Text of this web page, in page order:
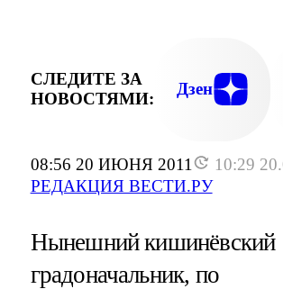
08:56 20 ИЮНЯ 2011
10:29
РЕДАКЦИЯ ВЕСТИ.РУ
СЛЕДИТЕ ЗА
НОВОСТЯМИ:
Дзен
Нынешний кишинёвский
градоначальник, по